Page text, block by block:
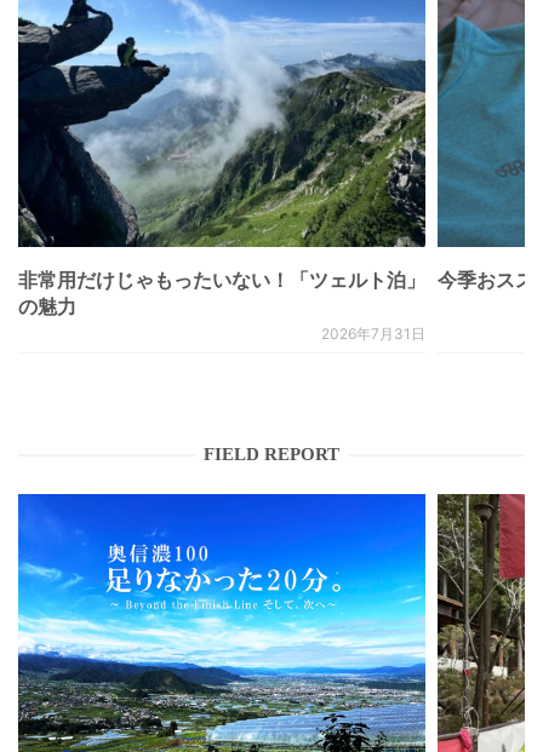
非常用だけじゃもったいない！「ツェルト泊」
の魅力
2026年7月31日
今季おスス
FIELD REPORT